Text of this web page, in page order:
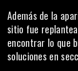
Además de la
sitio fue
encontrar lo que
soluciones en